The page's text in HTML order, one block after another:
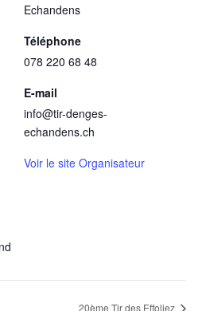
Echandens
Téléphone
078 220 68 48
E-mail
info@tir-denges-
echandens.ch
Voir le site Organisateur
20ème Tir des Effoliez